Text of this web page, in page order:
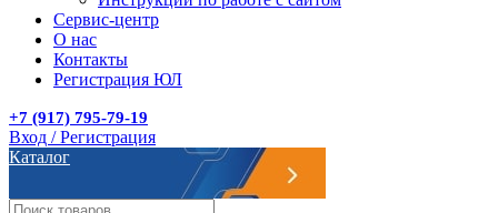
Сервис-центр
О нас
Контакты
Регистрация ЮЛ
+7 (917) 795-79-19
Вход / Регистрация
Каталог